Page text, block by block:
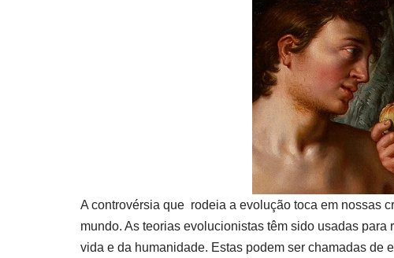
A controvérsia que rodeia a evolução toca em nossas
mundo. As teorias evolucionistas têm sido usadas
vida e da humanidade. Estas podem ser chamadas